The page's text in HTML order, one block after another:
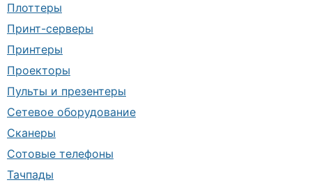
Плоттеры
Принт-серверы
Принтеры
Проекторы
Пульты и презентеры
Сетевое оборудование
Сканеры
Сотовые телефоны
Тачпады